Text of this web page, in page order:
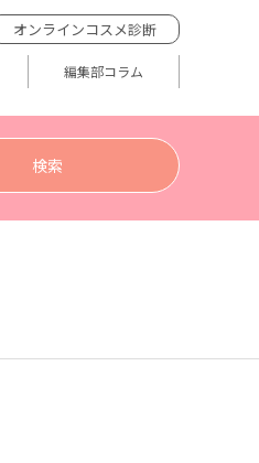
オンラインコスメ診断
編集部コラム